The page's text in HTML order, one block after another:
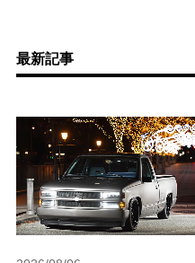
最新記事